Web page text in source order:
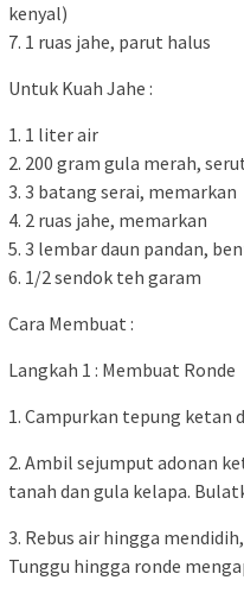
kenyal)
7. 1 ruas jahe, parut halus
Untuk Kuah Jahe :
1. 1 liter air
2. 200 gram gula merah,
3. 3 batang serai, memarkan
4. 2 ruas jahe, memarkan
5. 3 lembar daun pandan,
6. 1/2 sendok teh garam
Cara Membuat :
Langkah 1 : Membuat Ronde
1. Campurkan tepung ketan
2. Ambil sejumput adonan
tanah dan gula kelapa.
3. Rebus air hingga
Tunggu hingga ronde